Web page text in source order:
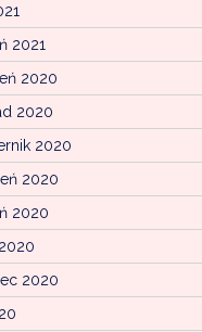
2021
2020
2020
2020
2020
2020
2020